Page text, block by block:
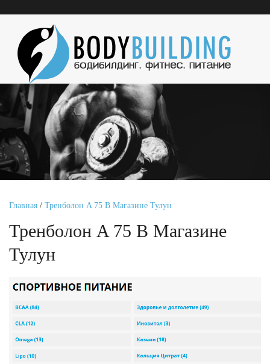
Главная / Тренболон A 75 В Магазине Тулун
Тренболон A 75 В Магазине
Тулун